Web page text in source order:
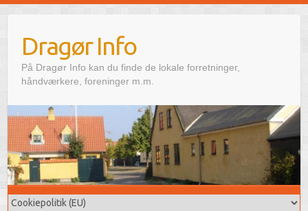
Dragør Info
På Dragør Info kan du finde de lokale forretninger,
håndværkere, foreninger m.m.